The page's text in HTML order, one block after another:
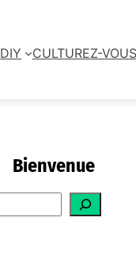
DIY CULTUREZ-VOUS
Bienvenue